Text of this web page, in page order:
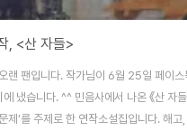
, <산 자들>
랜 팬입니다. 작가님이 6월 25일 페이스
냈습니다. ^^ 민음사에서 나온 《산 자
제’를 주제로 한 연작소설집입니다. 해고